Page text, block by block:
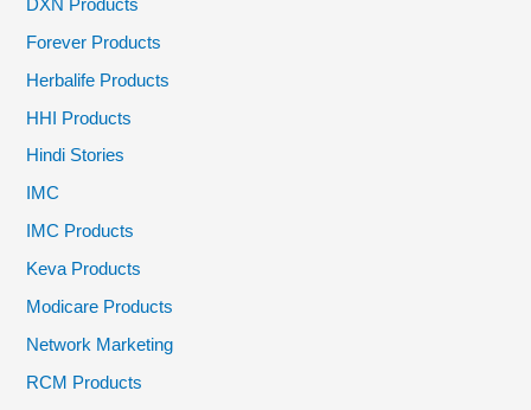
:DXN Products
Forever Products
Herbalife Products
HHI Products
Hindi Stories
IMC
IMC Products
Keva Products
Modicare Products
Network Marketing
RCM Products